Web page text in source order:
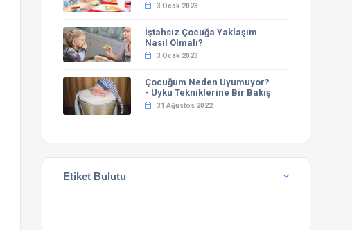
3 Ocak 2023
İştahsız Çocuğa Yaklaşım
Nasıl Olmalı?
3 Ocak 2023
Çocuğum Neden Uyumuyor?
- Uyku Tekniklerine Bir Bakış
31 Ağustos 2022
Etiket Bulutu